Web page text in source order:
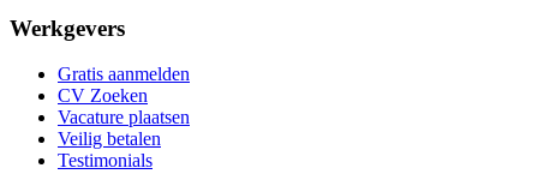
Werkgevers
Gratis aanmelden
CV Zoeken
Vacature plaatsen
Veilig betalen
Testimonials